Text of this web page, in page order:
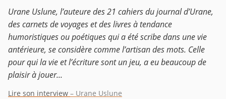
Urane Uslune, l’auteure des 21 cahiers du journal d’Urane,
des carnets de voyages et des livres à tendance
humoristiques ou poétiques qui a été scribe dans une vie
antérieure, se considère comme l’artisan des mots. Celle
pour qui la vie et l’écriture sont un jeu, a eu beaucoup de
plaisir à jouer...
Lire son interview – Urane Uslune